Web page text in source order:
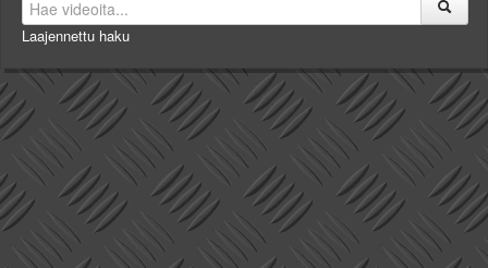
Laajennettu haku